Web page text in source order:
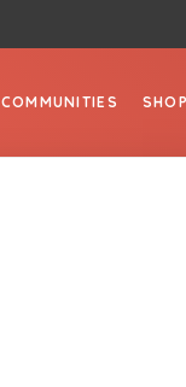
COMMUNITIES SHOP